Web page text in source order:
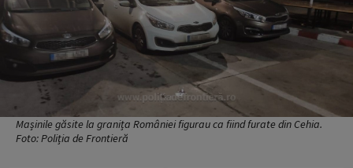
Mașinile găsite la granița României figurau ca fiind furate din Cehia.
Foto: Poliția de Frontieră